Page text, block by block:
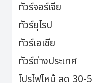
ทัวร์จอร์เจีย
ทัวร์ยุโรป
ทัวร์เอเชีย
ทัวร์ต่างประเทศ
โปรไฟไหม้ ลด 30-